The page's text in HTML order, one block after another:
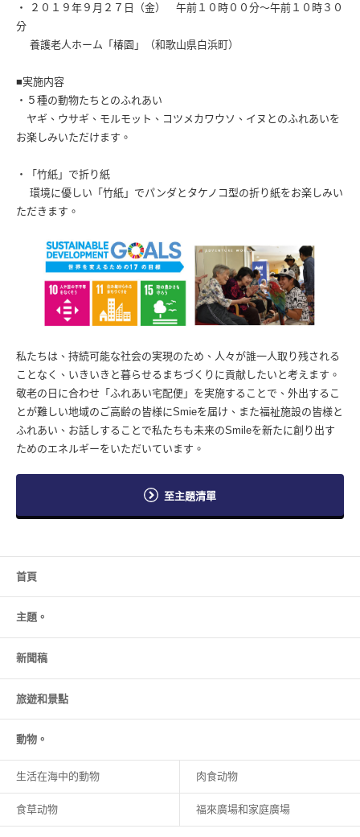
・ ２０１９年９月２７日（金） 午前１０時００分〜午前１０時３０
分
養護老人ホーム「椿園」（和歌山県白浜町）
■実施内容
・５種の動物たちとのふれあい
ヤギ、ウサギ、モルモット、コツメカワウソ、イヌとのふれあいを
お楽しみいただけます。
・「竹紙」で折り紙
環境に優しい「竹紙」でパンダとタケノコ型の折り紙をお楽しみい
ただきます。
私たちは、持続可能な社会の実現のため、人々が誰一人取り残される
ことなく、いきいきと暮らせるまちづくりに貢献したいと考えます。
敬老の日に合わせ「ふれあい宅配便」を実施することで、外出するこ
とが難しい地域のご高齢の皆様にSmieを届け、また福祉施設の皆様と
ふれあい、お話しすることで私たちも未来のSmileを新たに創り出す
ためのエネルギーをいただいています。
至主題清單
首頁
主題。
新聞稿
旅遊和景點
動物。
生活在海中的動物 肉食动物
食草动物 福來廣場和家庭廣場